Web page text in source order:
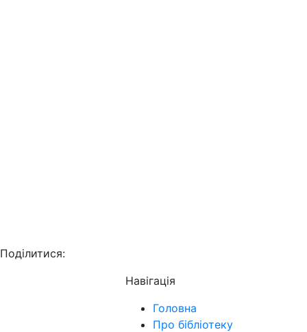
Поділитися:
Навігація
Головна
Про бібліотеку